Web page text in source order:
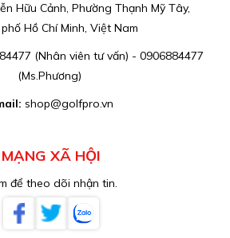
Hữu Cảnh, Phường Thạnh Mỹ Tây,
Hồ Chí Minh, Việt Nam
(Nhân viên tư vấn) - 0906884477
(Ms.Phương)
shop@golfpro.vn
MẠNG XÃ HỘI
để theo dõi nhận tin.